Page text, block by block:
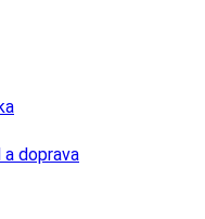
a doprava